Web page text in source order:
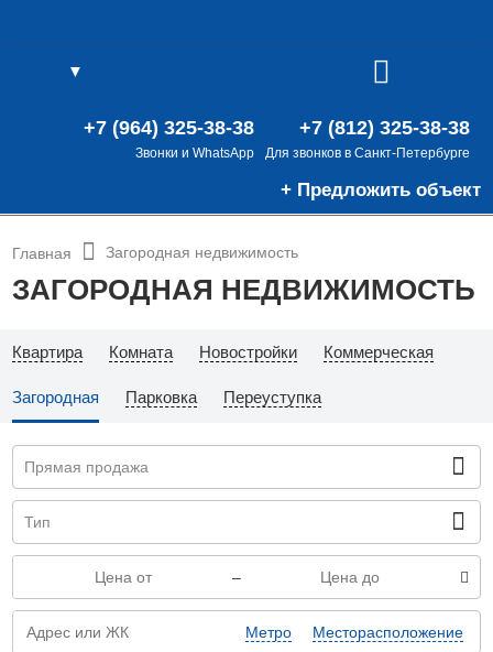
▼
+7 (812) 325-38-38
Для звонков в Санкт-Петербурге
+7 (964) 325-38-38
Звонки и WhatsApp
+ Предложить объект
Главная Загородная недвижимость
ЗАГОРОДНАЯ НЕДВИЖИМОСТЬ
Квартира Комната Новостройки Коммерческая
Загородная Парковка Переуступка
–
Метро Месторасположение